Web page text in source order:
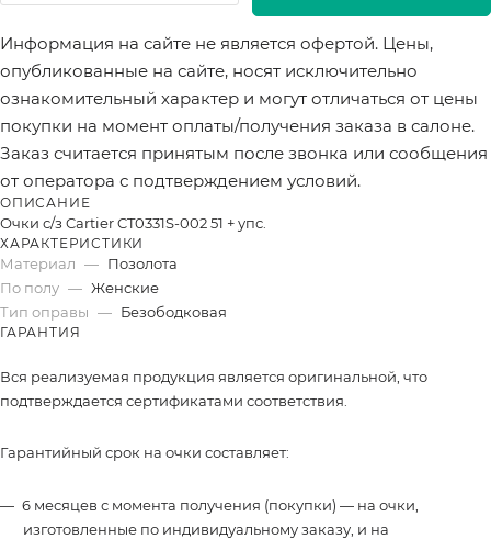
Информация на сайте не является офертой. Цены,
опубликованные на сайте, носят исключительно
ознакомительный характер и могут отличаться от цены
покупки на момент оплаты/получения заказа в салоне.
Заказ считается принятым после звонка или сообщения
от оператора с подтверждением условий.
ОПИСАНИЕ
Очки с/з Cartier CT0331S-002 51 + упс.
ХАРАКТЕРИСТИКИ
Материал — Позолота
По полу — Женские
Тип оправы — Безободковая
ГАРАНТИЯ
Вся реализуемая продукция является оригинальной, что
подтверждается сертификатами соответствия.
Гарантийный срок на очки составляет:
6 месяцев с момента получения (покупки) — на очки,
изготовленные по индивидуальному заказу, и на